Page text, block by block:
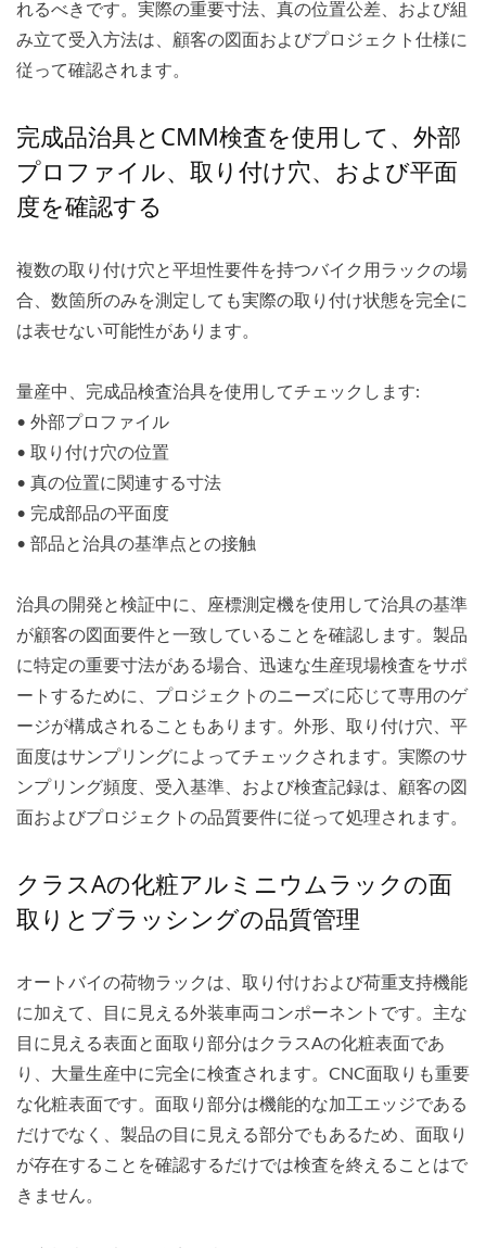
れるべきです。実際の重要寸法、真の位置公差、および組
み立て受入方法は、顧客の図面およびプロジェクト仕様に
従って確認されます。
完成品治具とCMM検査を使用して、外部
プロファイル、取り付け穴、および平面
度を確認する
複数の取り付け穴と平坦性要件を持つバイク用ラックの場
合、数箇所のみを測定しても実際の取り付け状態を完全に
は表せない可能性があります。
量産中、完成品検査治具を使用してチェックします:
• 外部プロファイル
• 取り付け穴の位置
• 真の位置に関連する寸法
• 完成部品の平面度
• 部品と治具の基準点との接触
治具の開発と検証中に、座標測定機を使用して治具の基準
が顧客の図面要件と一致していることを確認します。製品
に特定の重要寸法がある場合、迅速な生産現場検査をサポ
ートするために、プロジェクトのニーズに応じて専用のゲ
ージが構成されることもあります。外形、取り付け穴、平
面度はサンプリングによってチェックされます。実際のサ
ンプリング頻度、受入基準、および検査記録は、顧客の図
面およびプロジェクトの品質要件に従って処理されます。
クラスAの化粧アルミニウムラックの面
取りとブラッシングの品質管理
オートバイの荷物ラックは、取り付けおよび荷重支持機能
に加えて、目に見える外装車両コンポーネントです。主な
目に見える表面と面取り部分はクラスAの化粧表面であ
り、大量生産中に完全に検査されます。CNC面取りも重要
な化粧表面です。面取り部分は機能的な加工エッジである
だけでなく、製品の目に見える部分でもあるため、面取り
が存在することを確認するだけでは検査を終えることはで
きません。